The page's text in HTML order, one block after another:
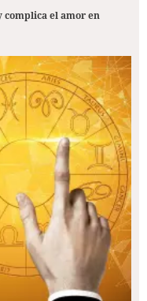
complica el amor en